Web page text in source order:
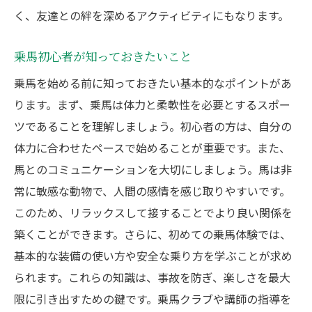
く、友達との絆を深めるアクティビティにもなります。
乗馬初心者が知っておきたいこと
乗馬を始める前に知っておきたい基本的なポイントがあ
ります。まず、乗馬は体力と柔軟性を必要とするスポー
ツであることを理解しましょう。初心者の方は、自分の
体力に合わせたペースで始めることが重要です。また、
馬とのコミュニケーションを大切にしましょう。馬は非
常に敏感な動物で、人間の感情を感じ取りやすいです。
このため、リラックスして接することでより良い関係を
築くことができます。さらに、初めての乗馬体験では、
基本的な装備の使い方や安全な乗り方を学ぶことが求め
られます。これらの知識は、事故を防ぎ、楽しさを最大
限に引き出すための鍵です。乗馬クラブや講師の指導を